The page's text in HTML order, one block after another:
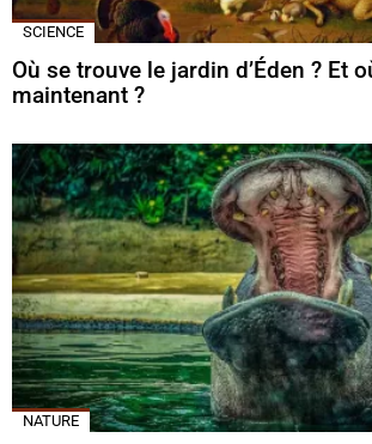
SCIENCE
Où se trouve le jardin d’Éden ? Et
maintenant ?
NATURE